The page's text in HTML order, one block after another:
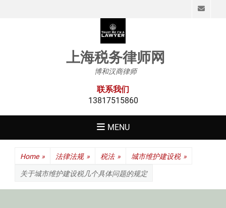
上海税务律师网
博和汉商律师
联系我们
13817515860
MENU
Home » 法律法规 » 税法 » 城市维护建设税 »
关于城市维护建设税几个具体问题的规定